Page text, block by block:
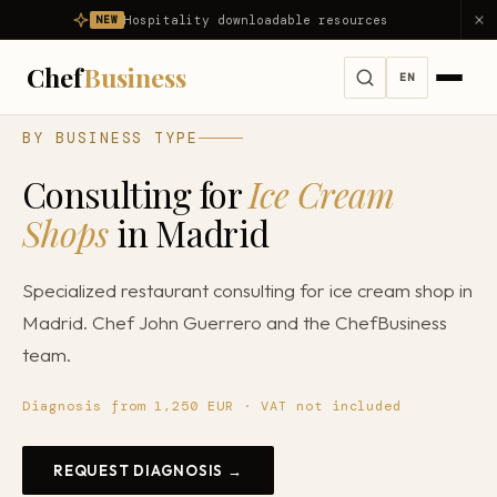
NEW Hospitality downloadable resources
ChefBusiness EN
All services →
Full Consulting
Restaurant Advisor
Gastronomy Mentoring
Challenges
My restaurant is losing money
Reduce food cost
Reduce waste
Products
BY BUSINESS TYPE
Consulting forIce Cream
Shopsin Madrid
Specialized restaurant consulting for ice cream shop in
Madrid. Chef John Guerrero and the ChefBusiness
team.
Diagnosis from 1,250 EUR · VAT not included
REQUEST DIAGNOSIS →